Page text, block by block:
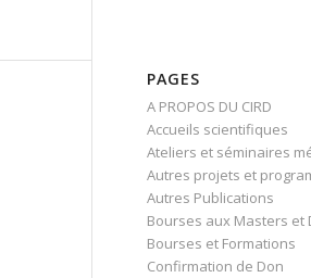
PAGES
A PROPOS DU CIRD
Accueils scientifiques
Ateliers et séminaires
Autres projets et
Autres Publications
Bourses aux Masters et
Bourses et Formations
Confirmation de Don